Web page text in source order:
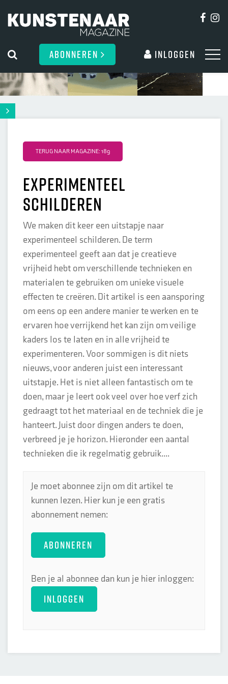
ABONNEREN Inloggen
TERUG NAAR MAGAZINE: 189
Experimenteel
schilderen
We maken dit keer een uitstapje naar
experimenteel schilderen. De term
experimenteel geeft aan dat je creatieve
vrijheid hebt om verschillende technieken en
materialen te gebruiken om unieke visuele
effecten te creëren. Dit artikel is een aansporing
om eens op een andere manier te werken en te
ervaren hoe verrijkend het kan zijn om veilige
kaders los te laten en in alle vrijheid te
experimenteren. Voor sommigen is dit niets
nieuws, voor anderen juist een interessant
uitstapje. Het is niet alleen fantastisch om te
doen, maar je leert ook veel over hoe verf zich
gedraagt tot het materiaal en de techniek die je
hanteert. Juist door dingen anders te doen,
verbreed je je horizon. Hieronder een aantal
technieken die ik regelmatig gebruik....
Je moet abonnee zijn om dit artikel te
kunnen lezen. Hier kun je een gratis
abonnement nemen:
ABONNEREN
Ben je al abonnee dan kun je hier inloggen:
INLOGGEN